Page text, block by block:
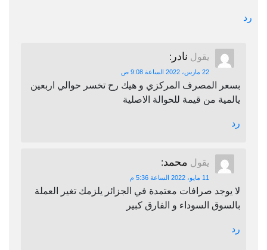
رد
يقول نادر :
22 مارس، 2022 الساعة 9:08 ص
بسعر المصرف المركزي و هيك رح تخسر حوالي اربعين
يالمية من قيمة للحوالة الاصلية
رد
يقول محمد:
11 مايو، 2022 الساعة 5:36 م
لا يوجد صرافات معتمدة في الجزائر يلزمك تغير العملة
بالسوق السوداء و الفارق كبير
رد